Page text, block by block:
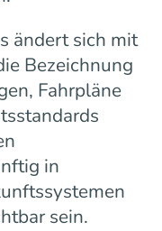
ändert sich mit
Bezeichnung
Fahrpläne
in
sein.